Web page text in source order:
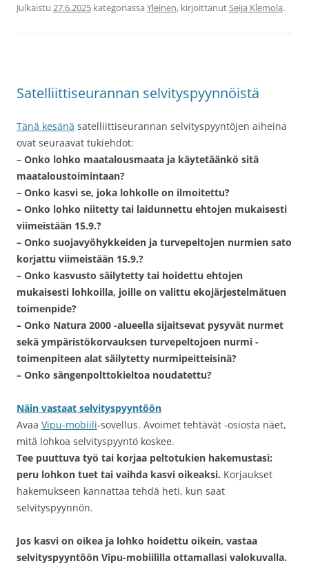
Julkaistu 27.6.2025 kategoriassa Yleinen, kirjoittanutSeija Klemola.
Satelliittiseurannan selvityspyynnöistä
Tänä kesänä satelliittiseurannan selvityspyyntöjen aiheina
ovat seuraavat tukiehdot:
– Onko lohko maatalousmaata ja käytetäänkö sitä
maataloustoimintaan?
– Onko kasvi se, joka lohkolle on ilmoitettu?
– Onko lohko niitetty tai laidunnettu ehtojen mukaisesti
viimeistään 15.9.?
– Onko suojavyöhykkeiden ja turvepeltojen nurmien sato
korjattu viimeistään 15.9.?
– Onko kasvusto säilytetty tai hoidettu ehtojen
mukaisesti lohkoilla, joille on valittu ekojärjestelmätuen
toimenpide?
– Onko Natura 2000 -alueella sijaitsevat pysyvät nurmet
sekä ympäristökorvauksen turvepeltojoen nurmi -
toimenpiteen alat säilytetty nurmipeitteisinä?
– Onko sängenpolttokieltoa noudatettu?
Näin vastaat selvityspyyntöön
Avaa Vipu-mobiili-sovellus. Avoimet tehtävät -osiosta näet,
mitä lohkoa selvityspyyntö koskee.
Tee puuttuva työ tai korjaa peltotukien hakemustasi:
peru lohkon tuet tai vaihda kasvi oikeaksi. Korjaukset
hakemukseen kannattaa tehdä heti, kun saat
selvityspyynnön.
Jos kasvi on oikea ja lohko hoidettu oikein, vastaa
selvityspyyntöön Vipu-mobiililla ottamallasi valokuvalla.